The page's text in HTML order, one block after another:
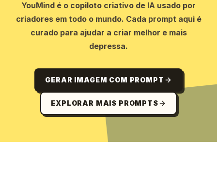
YouMind é o copiloto criativo de IA usado por
criadores em todo o mundo. Cada prompt aqui é
curado para ajudar a criar melhor e mais
depressa.
GERAR IMAGEM COM PROMPT
EXPLORAR MAIS PROMPTS